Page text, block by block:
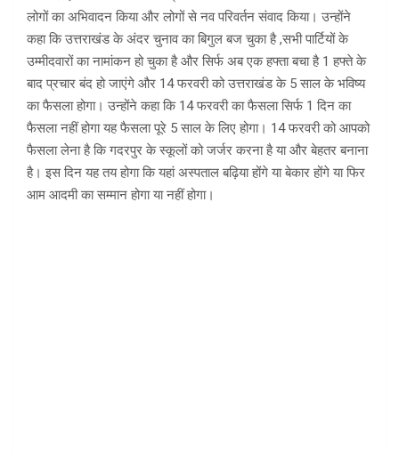
लोगों का अभिवादन किया और लोगों से नव परिवर्तन संवाद किया। उन्होंने
कहा कि उत्तराखंड के अंदर चुनाव का बिगुल बज चुका है ,सभी पार्टियों के
उम्मीदवारों का नामांकन हो चुका है और सिर्फ अब एक हफ्ता बचा है 1 हफ्ते के
बाद प्रचार बंद हो जाएंगे और 14 फरवरी को उत्तराखंड के 5 साल के भविष्य
का फैसला होगा। उन्होंने कहा कि 14 फरवरी का फैसला सिर्फ 1 दिन का
फैसला नहीं होगा यह फैसला पूरे 5 साल के लिए होगा। 14 फरवरी को आपको
फैसला लेना है कि गदरपुर के स्कूलों को जर्जर करना है या और बेहतर बनाना
है। इस दिन यह तय होगा कि यहां अस्पताल बढ़िया होंगे या बेकार होंगे या फिर
आम आदमी का सम्मान होगा या नहीं होगा।